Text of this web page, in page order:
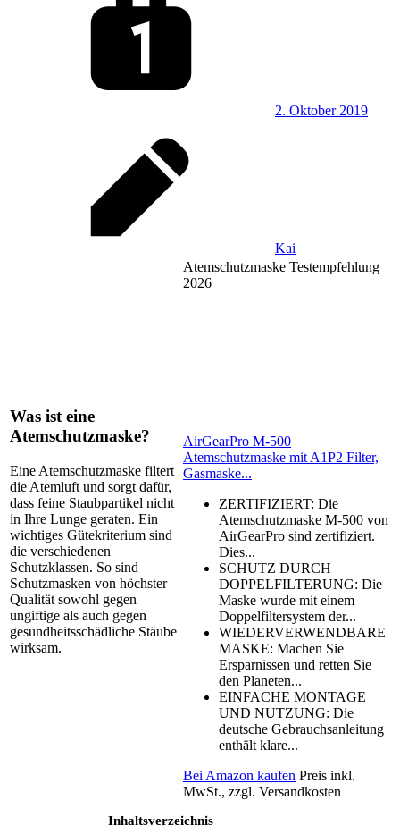
2. Oktober 2019
Kai
Was ist eine
Atemschutzmaske?
Eine Atemschutzmaske filtert
die Atemluft und sorgt dafür,
dass feine Staubpartikel nicht
in Ihre Lunge geraten. Ein
wichtiges Gütekriterium sind
die verschiedenen
Schutzklassen. So sind
Schutzmasken von höchster
Qualität sowohl gegen
ungiftige als auch gegen
gesundheitsschädliche Stäube
wirksam.
Atemschutzmaske Testempfehlung
2026
AirGearPro M-500
Atemschutzmaske mit A1P2 Filter,
Gasmaske...
ZERTIFIZIERT: Die
Atemschutzmaske M-500 von
AirGearPro sind zertifiziert.
Dies...
SCHUTZ DURCH
DOPPELFILTERUNG: Die
Maske wurde mit einem
Doppelfiltersystem der...
WIEDERVERWENDBARE
MASKE: Machen Sie
Ersparnissen und retten Sie
den Planeten...
EINFACHE MONTAGE
UND NUTZUNG: Die
deutsche Gebrauchsanleitung
enthält klare...
Bei Amazon kaufen Preis inkl.
MwSt., zzgl. Versandkosten
Inhaltsverzeichnis